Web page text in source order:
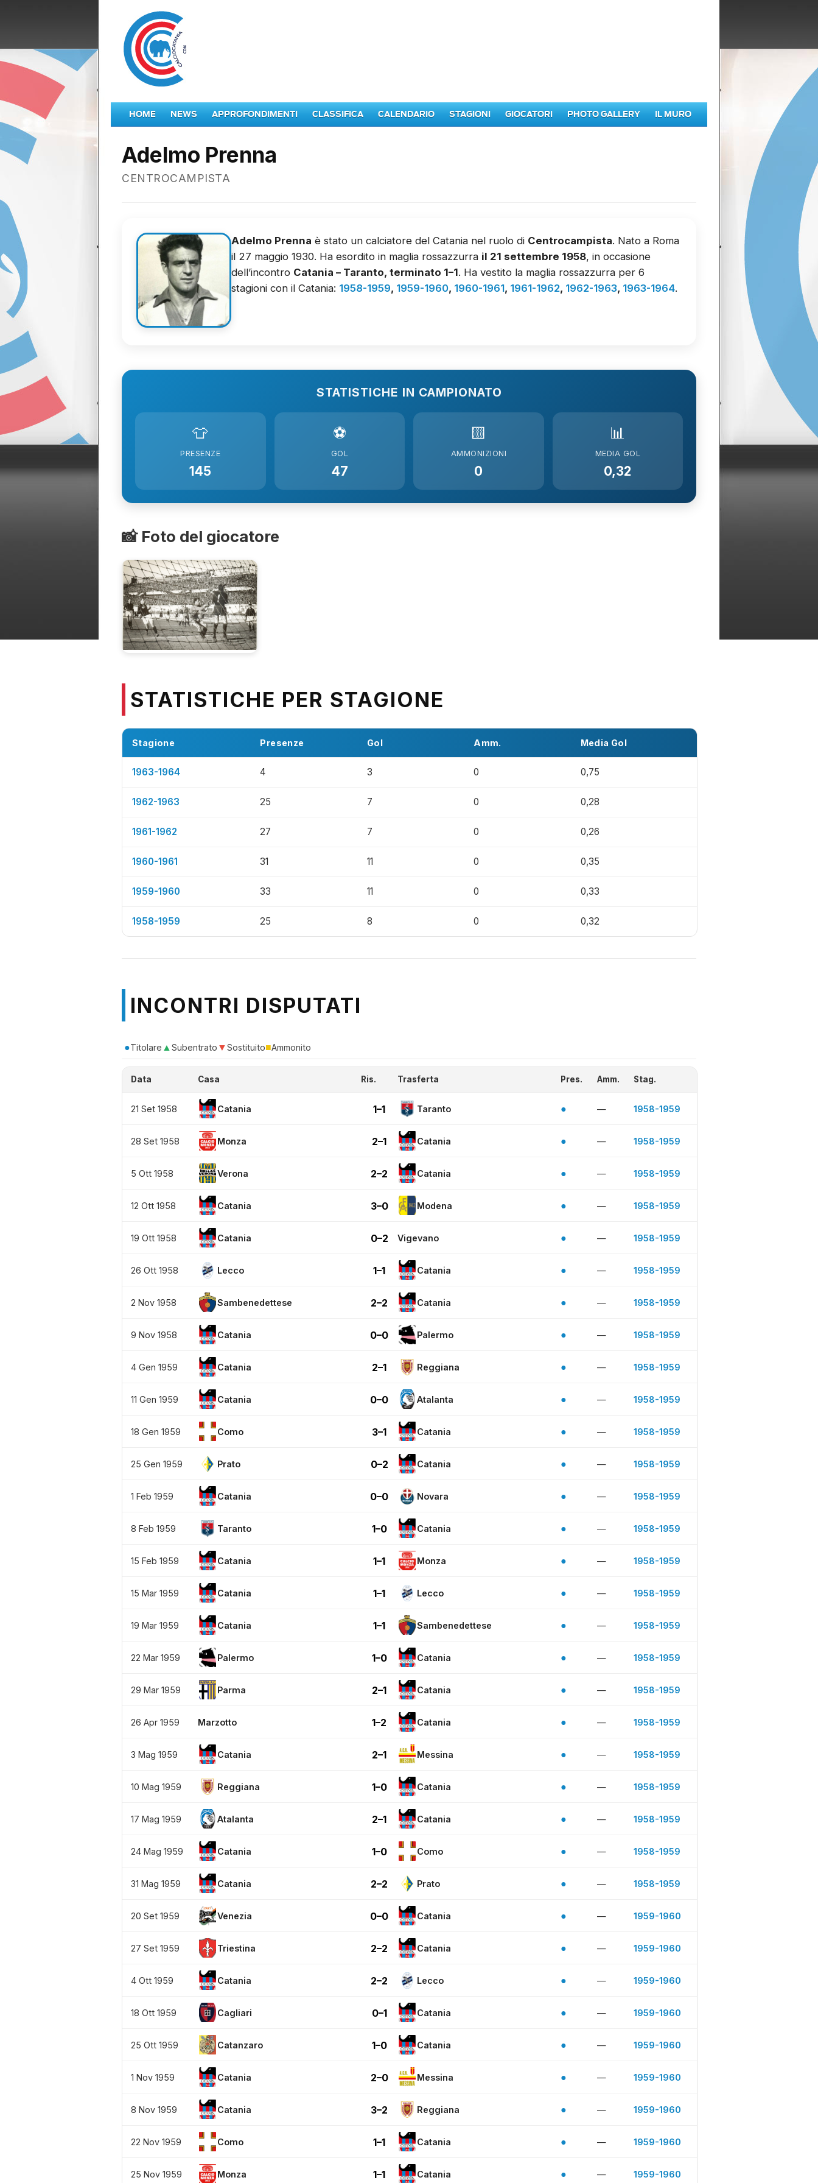
HOME NEWS APPROFONDIMENTI CLASSIFICA CALENDARIO STAGIONI GIOCATORI PHOTO GALLERY IL MURO
Adelmo Prenna
CENTROCAMPISTA
Adelmo Prenna è stato un calciatore del Catania nel ruolo di Centrocampista. Nato a Roma
il 27 maggio 1930. Ha esordito in maglia rossazzurra il 21 settembre 1958, in occasione
dell’incontro Catania – Taranto, terminato 1–1. Ha vestito la maglia rossazzurra per 6
stagioni con il Catania: 1958-1959, 1959-1960, 1960-1961, 1961-1962, 1962-1963, 1963-1964.
STATISTICHE IN CAMPIONATO
👕
PRESENZE
145
⚽
GOL
47
🟨
AMMONIZIONI
0
📊
MEDIA GOL
0,32
📸 Foto del giocatore
STATISTICHE PER STAGIONE
Stagione Presenze Gol Amm. Media Gol
1963-1964 4 3 0 0,75
1962-1963 25 7 0 0,28
1961-1962 27 7 0 0,26
1960-1961 31 11 0 0,35
1959-1960 33 11 0 0,33
1958-1959 25 8 0 0,32
INCONTRI DISPUTATI
●Titolare ▲Subentrato ▼Sostituito■Ammonito
Data Casa Ris. Trasferta Pres. Amm. Stag.
21 Set 1958 Catania 1–1 Taranto ● — 1958-1959
28 Set 1958 Monza 2–1 Catania ● — 1958-1959
5 Ott 1958 Verona 2–2 Catania ● — 1958-1959
12 Ott 1958 Catania 3–0 Modena ● — 1958-1959
19 Ott 1958 Catania 0–2 Vigevano ● — 1958-1959
26 Ott 1958 Lecco 1–1 Catania ● — 1958-1959
2 Nov 1958 Sambenedettese 2–2 Catania ● — 1958-1959
9 Nov 1958 Catania 0–0 Palermo ● — 1958-1959
4 Gen 1959 Catania 2–1 Reggiana ● — 1958-1959
11 Gen 1959 Catania 0–0 Atalanta ● — 1958-1959
18 Gen 1959 Como 3–1 Catania ● — 1958-1959
25 Gen 1959 Prato 0–2 Catania ● — 1958-1959
1 Feb 1959 Catania 0–0 Novara ● — 1958-1959
8 Feb 1959 Taranto 1–0 Catania ● — 1958-1959
15 Feb 1959 Catania 1–1 Monza ● — 1958-1959
15 Mar 1959 Catania 1–1 Lecco ● — 1958-1959
19 Mar 1959 Catania 1–1 Sambenedettese ● — 1958-1959
22 Mar 1959 Palermo 1–0 Catania ● — 1958-1959
29 Mar 1959 Parma 2–1 Catania ● — 1958-1959
26 Apr 1959 Marzotto 1–2 Catania ● — 1958-1959
3 Mag 1959 Catania 2–1 Messina ● — 1958-1959
10 Mag 1959 Reggiana 1–0 Catania ● — 1958-1959
17 Mag 1959 Atalanta 2–1 Catania ● — 1958-1959
24 Mag 1959 Catania 1–0 Como ● — 1958-1959
31 Mag 1959 Catania 2–2 Prato ● — 1958-1959
20 Set 1959 Venezia 0–0 Catania ● — 1959-1960
27 Set 1959 Triestina 2–2 Catania ● — 1959-1960
4 Ott 1959 Catania 2–2 Lecco ● — 1959-1960
18 Ott 1959 Cagliari 0–1 Catania ● — 1959-1960
25 Ott 1959 Catanzaro 1–0 Catania ● — 1959-1960
1 Nov 1959 Catania 2–0 Messina ● — 1959-1960
8 Nov 1959 Catania 3–2 Reggiana ● — 1959-1960
22 Nov 1959 Como 1–1 Catania ● — 1959-1960
25 Nov 1959 Monza 1–1 Catania ● — 1959-1960